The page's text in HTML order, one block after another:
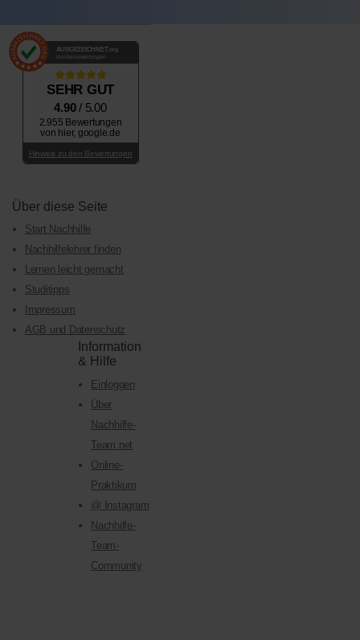
AUSGEZEICHNET .org
Kundenbewertungen
SEHR GUT
4.90/ 5.00
2.955 Bewertungen
von hier, google.de
Hinweis zu den Bewertungen
Über diese Seite
Start Nachhilfe
Nachhilfelehrer finden
Lernen leicht gemacht
Studitipps
Impressum
AGB und Datenschutz
Information
& Hilfe
Einloggen
Über
Nachhilfe-
Team.net
Online-
Praktikum
@ Instagram
Nachhilfe-
Team-
Community